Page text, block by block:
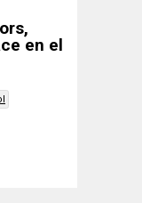
en el